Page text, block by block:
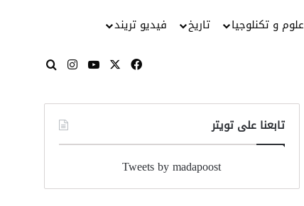
علوم و تكنلوجيا تاريخ فيديو تريند
فيسبوك
‫X
‫YouTube
انستقرامبحث عن
تابعنا على تويتر
Tweets by madapoost